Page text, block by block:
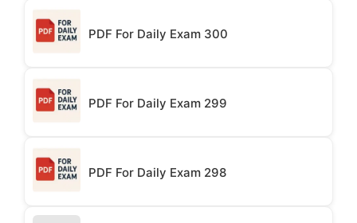
PDF For Daily Exam 300
PDF For Daily Exam 299
PDF For Daily Exam 298